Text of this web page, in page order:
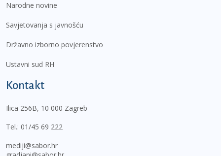
Narodne novine
Savjetovanja s javnošću
Državno izborno povjerenstvo
Ustavni sud RH
Kontakt
Ilica 256B, 10 000 Zagreb
Tel.: 01/45 69 222
mediji@sabor.hr